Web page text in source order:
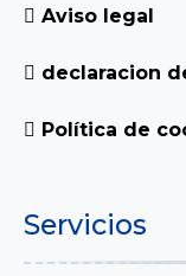
Aviso legal
declaracion
Política de
Servicios